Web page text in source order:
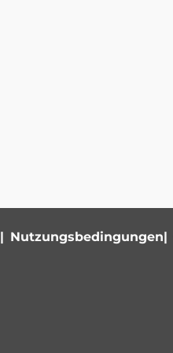
Nutzungsbedingungen